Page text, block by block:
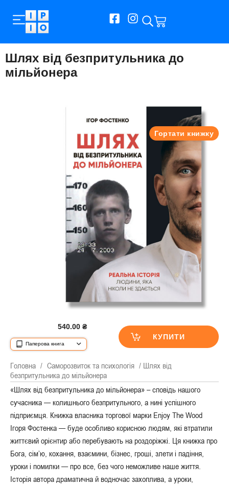
Шлях від безпритульника до
мільйонера
Гортати книжку
Паперова книга
540.00 ₴
КУПИТИ
Головна / Саморозвиток та психологія / Шлях від
безпритульника до мільйонера
«Шлях від безпритульника до мільйонера» – сповідь нашого
сучасника — колишнього безпритульного, а нині успіш­ного
підприємця. Книжка власника торгової марки Enjoy The Wood
Ігоря Фостен­ка — буде особливо корисною людям, які втратили
життєвий орієнтир або перебувають на роздоріжжі. Ця книжка про
Бога, сім’ю, кохання, взаємини, бізнес, гроші, злети і падіння,
уроки і помилки — про все, без чого неможливе наше життя.
Історія автора драматична й водночас захоплива, а уроки,